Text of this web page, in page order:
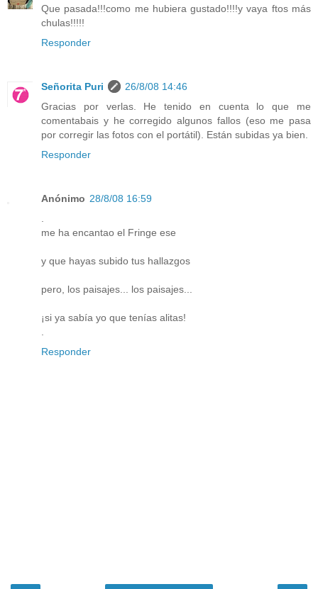
Que pasada!!!como me hubiera gustado!!!!y vaya ftos más
chulas!!!!!
Responder
Señorita Puri
26/8/08 14:46
Gracias por verlas. He tenido en cuenta lo que me
comentabais y he corregido algunos fallos (eso me pasa
por corregir las fotos con el portátil). Están subidas ya bien.
Responder
Anónimo 28/8/08 16:59
me ha encantao el Fringe ese
y que hayas subido tus hallazgos
pero, los paisajes... los paisajes...
¡si ya sabía yo que tenías alitas!
Responder